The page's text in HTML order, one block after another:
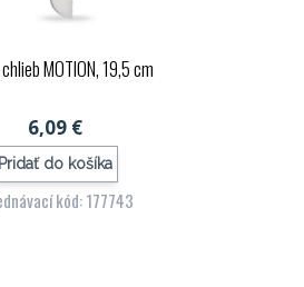
MOTION, 19,5 cm
6,09 €
Pridať do košíka
kód: 177743